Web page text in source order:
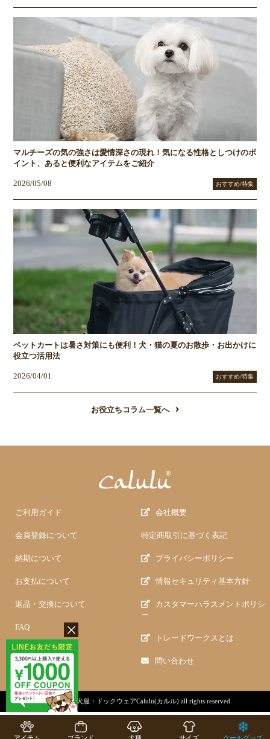
マルチーズの気の強さは愛情深さの現れ！気になる性格としつけのポ
イント、あると便利なアイテムをご紹介
2026/05/08 おすすめ/特集
ペットカートは暑さ対策にも便利！犬・猫の夏のお散歩・お出かけに
役立つ活用法
2026/04/01 おすすめ/特集
お役立ちコラム一覧へ
ご利用ガイド
会員登録について
納期について
お支払について
返品・交換について
FAQ
会社概要
特定商取引に基づく表記
プライバシーポリシー
情報セキュリティ基本方針
カスタマーハラスメントポリシ
ー
トレードワークスとは
問い合わせ
copyright (c)犬服・ドックウェアCalulu(カルル) all rights reserved.